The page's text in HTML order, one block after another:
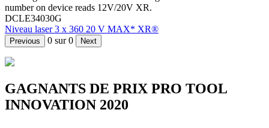
DCLE34030G
Niveau laser 3 x 360 20 V MAX* XR®
Previous 0 sur0 Next
GAGNANTS DE PRIX PRO TOOL
INNOVATION 2020